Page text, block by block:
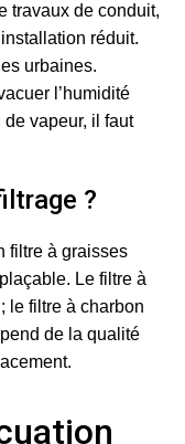
travaux de conduit,
réduit.
urbaines.
l’humidité
vapeur, il faut
?
filtre à graisses
Le filtre à
le filtre à charbon
de la qualité